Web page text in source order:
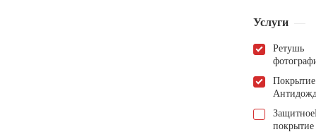
Услуги
Ретушь
Покрытие
Защитное
покрытие